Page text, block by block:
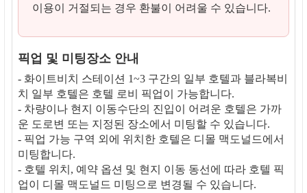
이용이 거절되는 경우 환불이 어려울 수 있습니다.
픽업 및 미팅장소 안내
- 화이트비치 스테이션 1~3 구간의 일부 호텔과 블라복비
치 일부 호텔은 호텔 로비 픽업이 가능합니다.
- 차량이나 현지 이동수단의 진입이 어려운 호텔은 가까
운 도로변 또는 지정된 장소에서 미팅할 수 있습니다.
- 픽업 가능 구역 외에 위치한 호텔은 디몰 맥도널드에서
미팅합니다.
- 호텔 위치, 예약 옵션 및 현지 이동 동선에 따라 호텔 픽
업이 디몰 맥도널드 미팅으로 변경될 수 있습니다.